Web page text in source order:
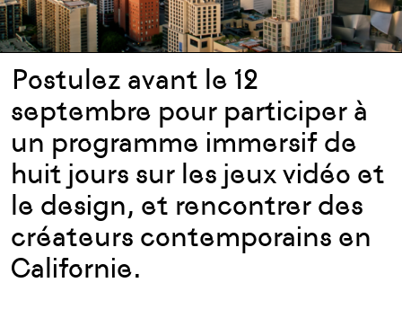
Postulez avant le 12
septembre pour participer à
un programme immersif de
huit jours sur les jeux vidéo et
le design, et rencontrer des
créateurs contemporains en
Californie.